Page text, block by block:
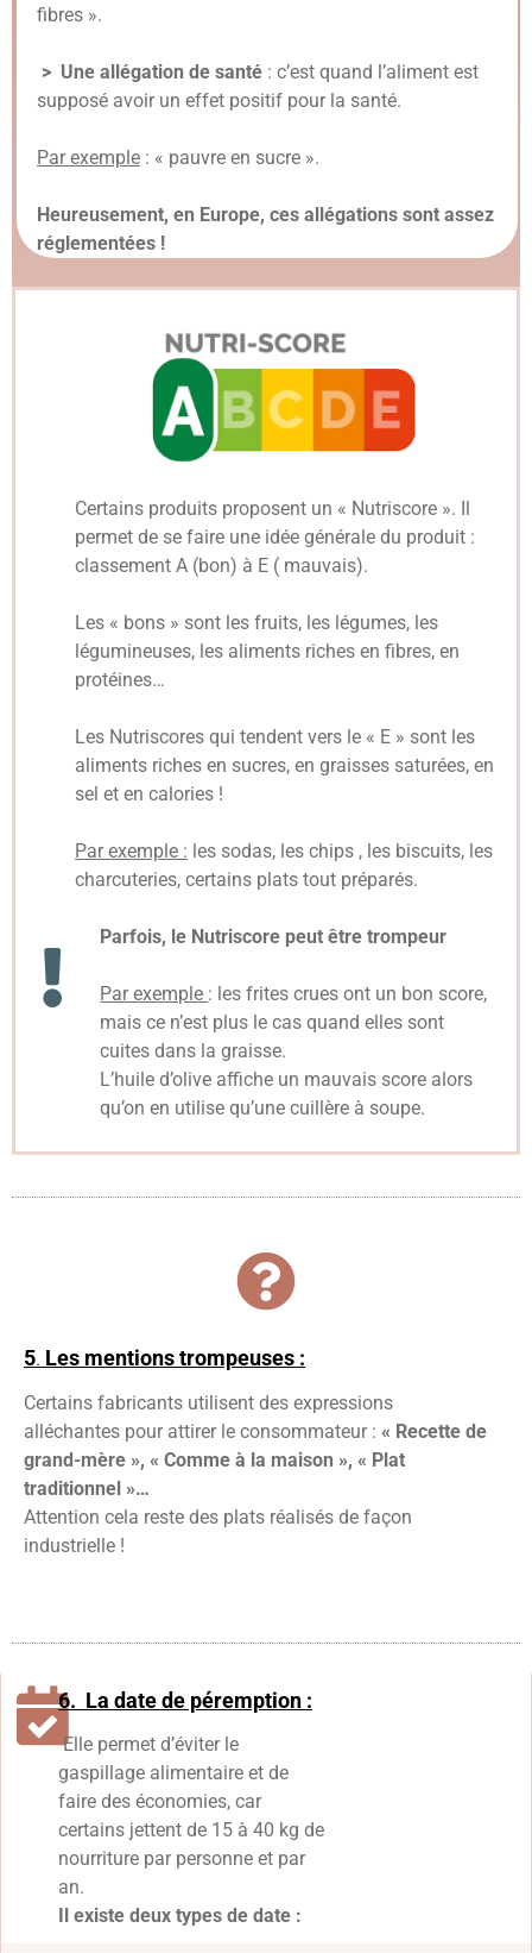
fibres ».
> Une allégation de santé : c’est quand l’aliment est
supposé avoir un effet positif pour la santé.
Par exemple : « pauvre en sucre ».
Heureusement, en Europe, ces allégations sont assez
réglementées !
Certains produits proposent un « Nutriscore ». Il
permet de se faire une idée générale du produit :
classement A (bon) à E ( mauvais).
Les « bons » sont les fruits, les légumes, les
légumineuses, les aliments riches en fibres, en
protéines…
Les Nutriscores qui tendent vers le « E » sont les
aliments riches en sucres, en graisses saturées, en
sel et en calories !
Par exemple : les sodas, les chips , les biscuits, les
charcuteries, certains plats tout préparés.
Parfois, le Nutriscore peut être trompeur
Par exemple : les frites crues ont un bon score,
mais ce n’est plus le cas quand elles sont
cuites dans la graisse.
L’huile d’olive affiche un mauvais score alors
qu’on en utilise qu’une cuillère à soupe.
5. Les mentions trompeuses :
Certains fabricants utilisent des expressions
alléchantes pour attirer le consommateur : « Recette de
grand-mère », « Comme à la maison », « Plat
traditionnel »…
Attention cela reste des plats réalisés de façon
industrielle !
6. La date de péremption :
Elle permet d’éviter le
gaspillage alimentaire et de
faire des économies, car
certains jettent de 15 à 40 kg de
nourriture par personne et par
an.
Il existe deux types de date :